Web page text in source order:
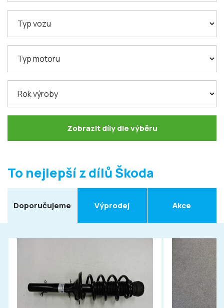
Zobrazit díly dle výběru
To nejlepší z dílů Škoda
Doporučujeme Výprodej Akce